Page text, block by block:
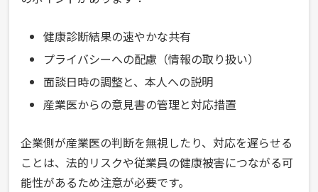
健康診断結果の速やかな共有
プライバシーへの配慮（情報の取り扱い）
面談日時の調整と、本人への説明
産業医からの意見書の管理と対応措置
企業側が産業医の判断を無視したり、対応を遅らせる
ことは、法的リスクや従業員の健康被害につながる可
能性があるため注意が必要です。